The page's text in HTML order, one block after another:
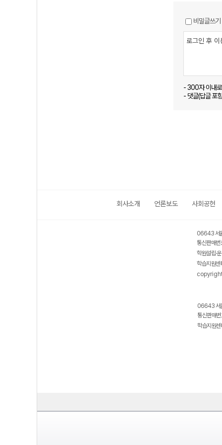
비밀글쓰기
- 300자 이내
- 댓글(답글 포
회사소개 언론보도 사회공헌
06643 서
통신판매
학원설립·
학습지원
06643 서
통신판매
학습지원